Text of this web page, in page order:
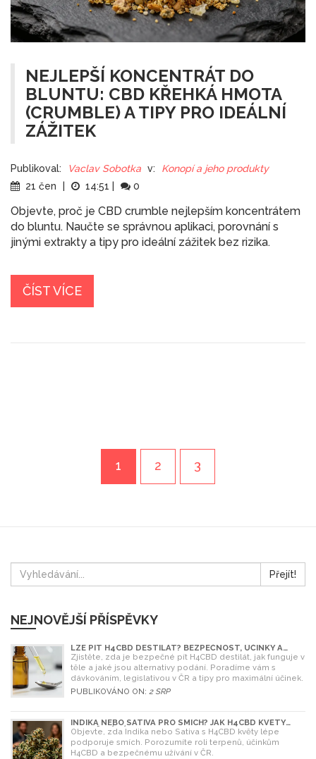
NEJLEPŠÍ KONCENTRÁT DO
BLUNTU: CBD KŘEHKÁ HMOTA
(CRUMBLE) A TIPY PRO IDEÁLNÍ
ZÁŽITEK
Publikoval: Vaclav Sobotka v:
Konopí a jeho produkty
21 čen
14:51 0
Objevte, proč je CBD crumble nejlepším koncentrátem
do bluntu. Naučte se správnou aplikaci, porovnání s
jinými extrakty a tipy pro ideální zážitek bez rizika.
ČÍST VÍCE
1 2 3
Přejít!
NEJNOVĚJŠÍ PŘÍSPĚVKY
LZE PÍT H4CBD DESTILÁT? BEZPEČNOST, ÚČINKY A
LEGISLATIVA V ROCE 2026
Zjistěte, zda je bezpečné pít H4CBD destilát, jak funguje v
těle a jaké jsou alternativy podání. Poradíme vám s
dávkováním, legislativou v ČR a tipy pro maximální účinek.
PUBLIKOVÁNO ON: 2 SRP
INDIKA NEBO SATIVA PRO SMÍCH? JAK H4CBD KVĚTY
OVLIVŇUJÍ NÁLADU
Objevte, zda Indika nebo Sativa s H4CBD květy lépe
podporuje smích. Porozumíte roli terpenů, účinkům
H4CBD a bezpečnému užívání v ČR.